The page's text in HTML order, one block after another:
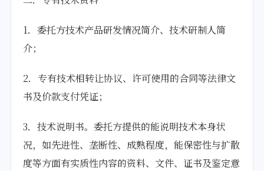
1．委托方技术产品研发情况简介、技术研制人简
介；
2．专有技术相转让协议、许可使用的合同等法律文
书及价款支付凭证；
3．技术说明书。委托方提供的能说明技术本身状
况，如先进性、垄断性、成熟程度，能保密性与扩散
度等方面有实质性内容的资料、文件、证书及鉴定意